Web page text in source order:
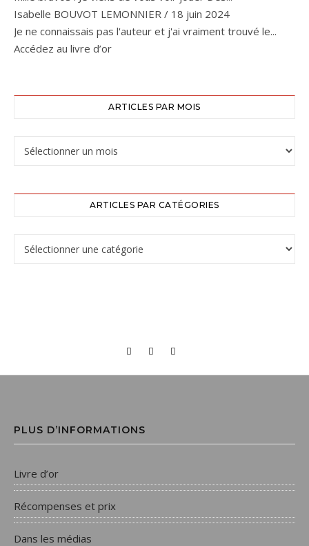
Isabelle BOUVOT LEMONNIER / 18 juin 2024
Je ne connaissais pas l'auteur et j'ai vraiment trouvé le...
Accédez au livre d’or
ARTICLES PAR MOIS
ARTICLES PAR CATÉGORIES
PLUS D’INFORMATIONS
Livre d’or
Récompenses et prix
Dans les médias